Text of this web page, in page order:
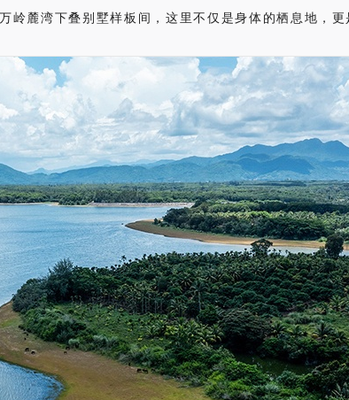
岭麓湾下叠别墅样板间，这里不仅是身体的栖息地，更